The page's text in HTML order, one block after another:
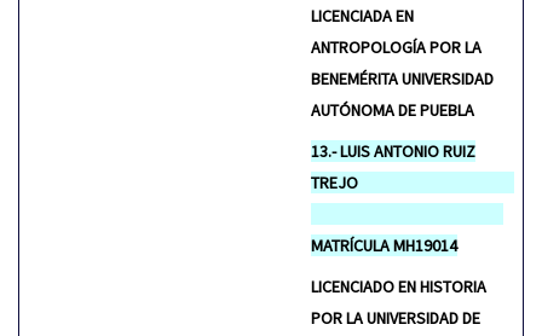
LICENCIADA EN
ANTROPOLOGÍA POR LA
BENEMÉRITA UNIVERSIDAD
AUTÓNOMA DE PUEBLA
13.- LUIS ANTONIO RUIZ
TREJO
MATRÍCULA MH19014
LICENCIADO EN HISTORIA
POR LA UNIVERSIDAD DE